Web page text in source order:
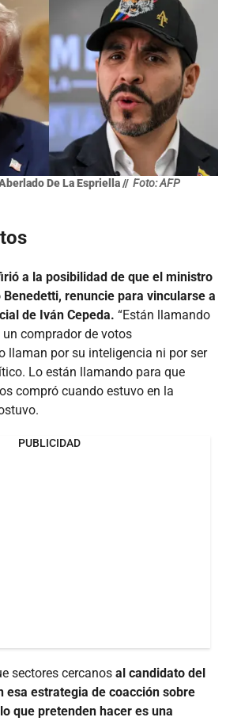
De La Espriella // Foto: AFP
a la posibilidad de que el ministro
renuncie para vincularse a
de Iván Cepeda. “Están llamando
comprador de votos
llaman por su inteligencia ni por ser
Lo están llamando para que
compró cuando estuvo en la
PUBLICIDAD
sectores cercanos al candidato del
esa estrategia de coacción sobre
que pretenden hacer es una